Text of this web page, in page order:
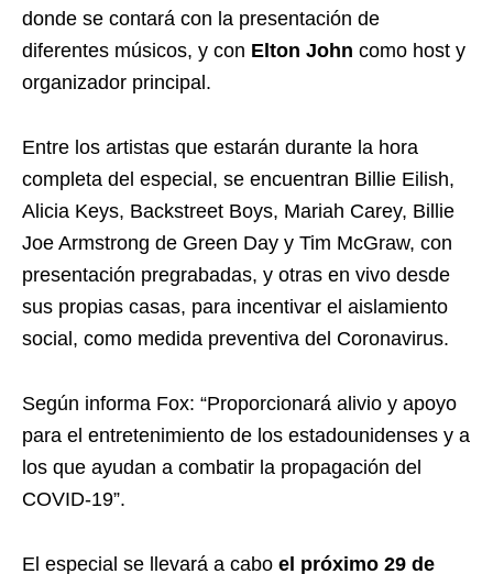
donde se contará con la presentación de
diferentes músicos, y con Elton John como host y
organizador principal.
Entre los artistas que estarán durante la hora
completa del especial, se encuentran Billie Eilish,
Alicia Keys, Backstreet Boys, Mariah Carey, Billie
Joe Armstrong de Green Day y Tim McGraw, con
presentación pregrabadas, y otras en vivo desde
sus propias casas, para incentivar el aislamiento
social, como medida preventiva del Coronavirus.
Según informa Fox: “Proporcionará alivio y apoyo
para el entretenimiento de los estadounidenses y a
los que ayudan a combatir la propagación del
COVID-19”.
El especial se llevará a cabo el próximo 29 de